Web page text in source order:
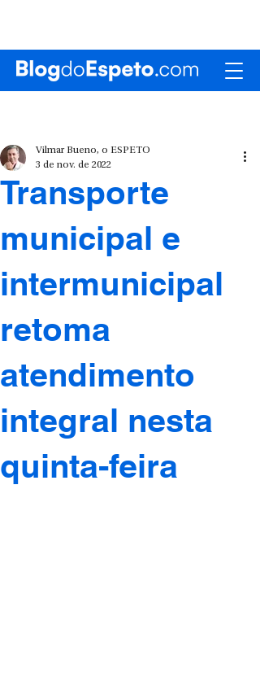
Transporte
municipal e
intermunicipal
retoma
atendimento
integral nesta
quinta-feira
Vilmar Bueno, o ESPETO
3 de nov. de 2022